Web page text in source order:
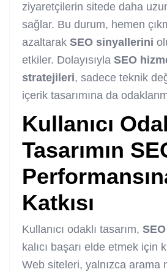
ziyaretçilerin sitede daha
sağlar. Bu durum, hemen
azaltarak SEO sinyallerini
etkiler. Dolayısıyla SEO
stratejileri, sadece teknik
içerik tasarımına da
Kullanıcı
Tasarımın
Katkısı
Kullanıcı odaklı tasarım,
kalıcı başarı elde etmek için
Web siteleri, yalnızca arama